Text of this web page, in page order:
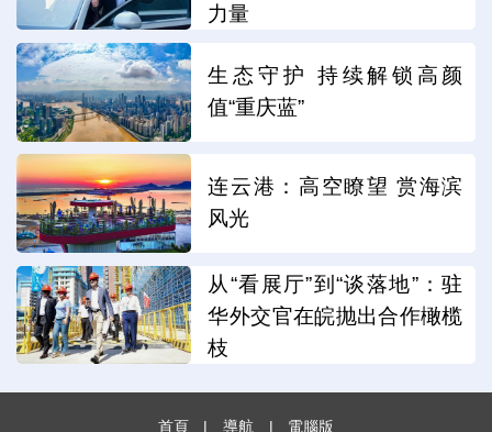
力量
生态守护 持续解锁高颜
值“重庆蓝”
连云港：高空瞭望 赏海滨
风光
从“看展厅”到“谈落地”：驻
华外交官在皖抛出合作橄榄
枝
首頁 | 導航 | 電腦版